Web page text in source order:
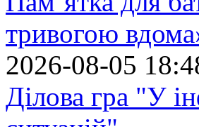
тривогою
2026-08-05
Ділова гра "У